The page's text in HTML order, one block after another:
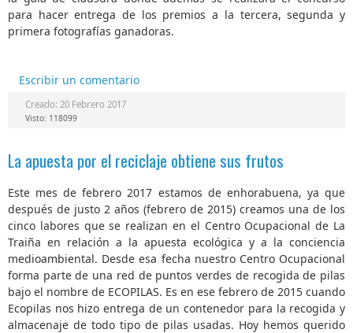
para hacer entrega de los premios a la tercera, segunda y
primera fotografías ganadoras.
Escribir un comentario
Creado: 20 Febrero 2017
Visto: 118099
La apuesta por el reciclaje obtiene sus frutos
Este mes de febrero 2017 estamos de enhorabuena, ya que
después de justo 2 años (febrero de 2015) creamos una de los
cinco labores que se realizan en el Centro Ocupacional de La
Traiña en relación a la apuesta ecológica y a la conciencia
medioambiental. Desde esa fecha nuestro Centro Ocupacional
forma parte de una red de puntos verdes de recogida de pilas
bajo el nombre de ECOPILAS. Es en ese febrero de 2015 cuando
Ecopilas nos hizo entrega de un contenedor para la recogida y
almacenaje de todo tipo de pilas usadas. Hoy hemos querido